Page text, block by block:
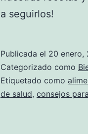
a seguirlos!
Publicada el 20 enero,
Categorizado como
Etiquetado como
de salud, consejos